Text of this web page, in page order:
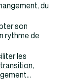
du
son
rythme de
les
,